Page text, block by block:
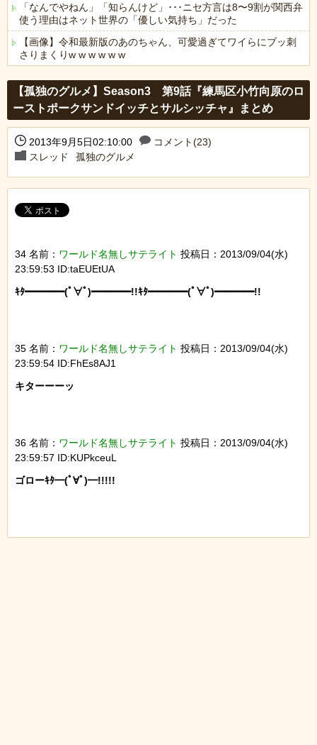
「なんでやねん」「知らんけど」･･･ニセ方言は8〜9割が関西弁
使う理由はネット世界の「優しい気持ち」だった
【画像】令和最新版のあのちゃん、可愛過ぎてワイらにブッ刺
さりまくりw w w w w w
【孤独のグルメ】Season3 第9話『練馬区小竹向原のロ
ーストポークサンドイッチとサルシッチャ』まとめ
2013年9月5日02:10:00
コメント(23)
スレッド
孤独のグルメ
34 名前： ワールド名無しサテライト 投稿日：2013/09/04(水)
23:59:53 ID:taEUEtUA
ｷﾀ━━━━(ﾟ∀ﾟ)━━━━!!ｷﾀ━━━━(ﾟ∀ﾟ)━━━━!!
35 名前： ワールド名無しサテライト 投稿日：2013/09/04(水)
23:59:54 ID:FhEs8AJ1
キターーーッ
36 名前： ワールド名無しサテライト 投稿日：2013/09/04(水)
23:59:57 ID:KUPkceuL
ゴローｷﾀ━(ﾟ∀ﾟ)━!!!!!